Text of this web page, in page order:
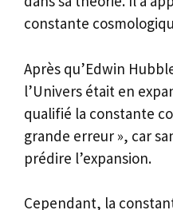
constante
Après qu’Edwin
l’Univers était en
qualifié la constante
grande erreur », car
prédire l’expansion.
Cependant, la